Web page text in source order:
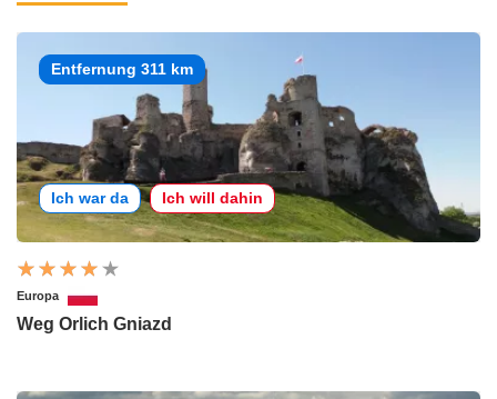
Entfernung 311 km
Ich war da Ich will dahin
Europa
Weg Orlich Gniazd